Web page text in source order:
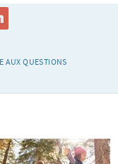
AUX QUESTIONS